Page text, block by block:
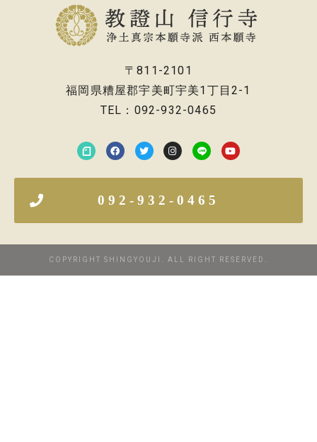
〒811-2101
福岡県糟屋郡宇美町宇美1丁目2-1
TEL：092-932-0465
092-932-0465
COPYRIGHT SHINGYOUJI. ALL RIGHT RESERVED.